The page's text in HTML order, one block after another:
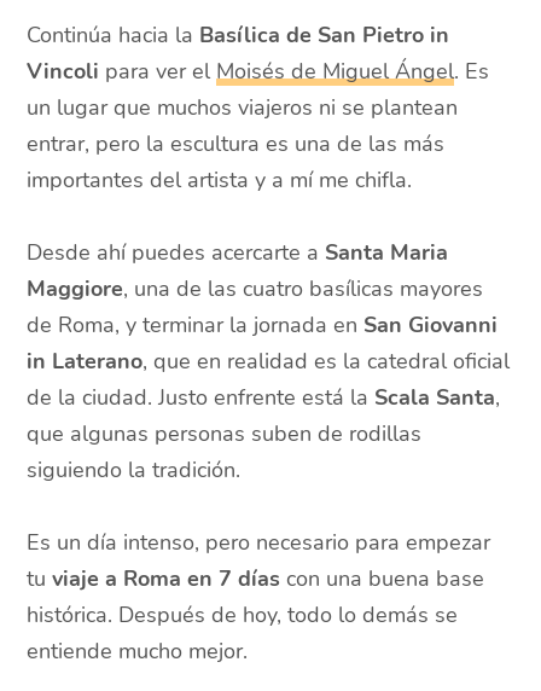
Continúa hacia la Basílica de San Pietro in
Vincoli para ver elMoisés de Miguel Ángel. Es
un lugar que muchos viajeros ni se plantean
entrar, pero la escultura es una de las más
importantes del artista y a mí me chifla.
Desde ahí puedes acercarte a Santa Maria
Maggiore, una de las cuatro basílicas mayores
de Roma, y terminar la jornada en San Giovanni
in Laterano, que en realidad es la catedral oficial
de la ciudad. Justo enfrente está la Scala Santa,
que algunas personas suben de rodillas
siguiendo la tradición.
Es un día intenso, pero necesario para empezar
tuviaje a Roma en 7 días con una buena base
histórica. Después de hoy, todo lo demás se
entiende mucho mejor.